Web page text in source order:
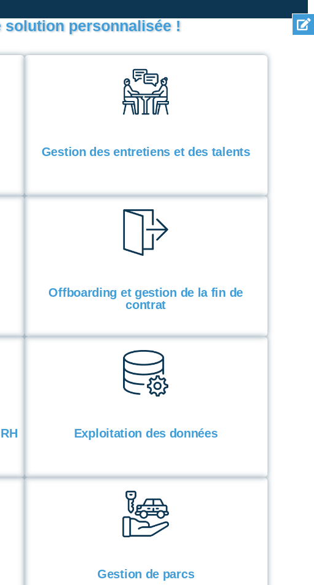
solution personnalisée !
Gestion des entretiens et des talents
Offboarding et gestion de la fin de
contrat
Exploitation des données
Gestion de parcs